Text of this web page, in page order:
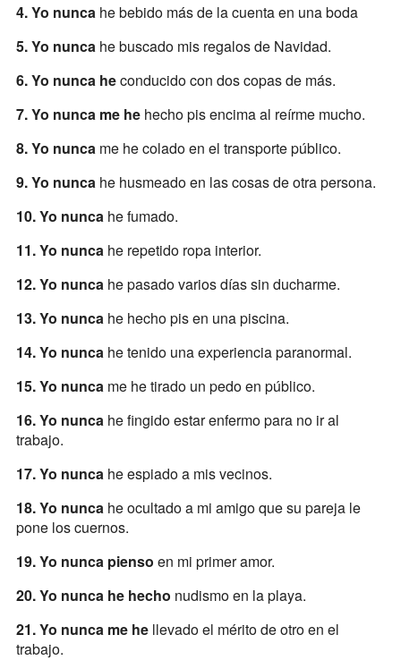
4. Yo nunca he bebido más de la cuenta en una boda
5. Yo nunca he buscado mis regalos de Navidad.
6. Yo nunca heconducido con dos copas de más.
7. Yo nunca me hehecho pis encima al reírme mucho.
8. Yo nuncame he colado en el transporte público.
9. Yo nuncahe husmeado en las cosas de otra persona.
10. Yo nuncahe fumado.
11. Yo nuncahe repetido ropa interior.
12. Yo nunca he pasado varios días sin ducharme.
13. Yo nuncahe hecho pis en una piscina.
14. Yo nuncahe tenido una experiencia paranormal.
15. Yo nuncame he tirado un pedo en público.
16. Yo nuncahe fingido estar enfermo para no ir al
trabajo.
17. Yo nuncahe espiado a mis vecinos.
18. Yo nuncahe ocultado a mi amigo que su pareja le
pone los cuernos.
19. Yo nunca pienso en mi primer amor.
20. Yo nunca he hecho nudismo en la playa.
21. Yo nunca me hellevado el mérito de otro en el
trabajo.